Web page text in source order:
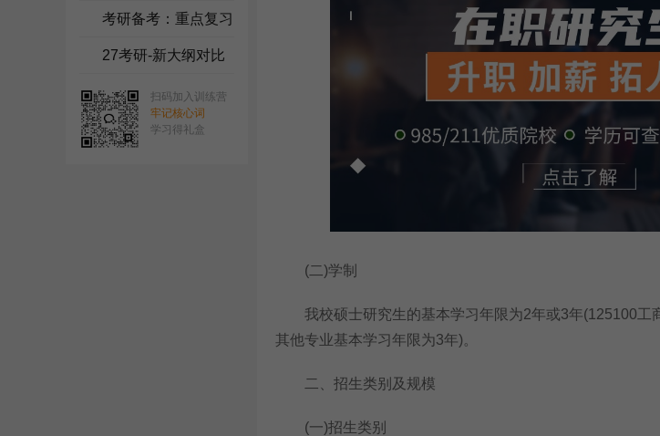
集
考研备考：重点复习
资料
27考研-新大纲对比
扫码加入训练营
牢记核心词
学习得礼盒
(二)学制
我校硕士研究生的基本学习年限为2年或3年(125100工
其他专业基本学习年限为3年)。
二、招生类别及规模
(一)招生类别